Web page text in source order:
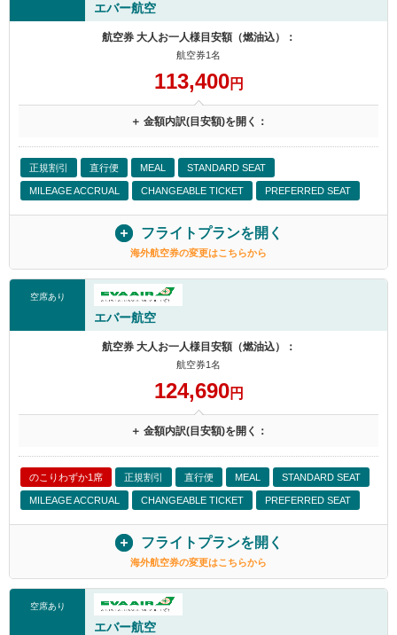
エバー航空
航空券 大人お一人様目安額（燃油込）：
航空券1名
113,400円
＋ 金額内訳(目安額)を開く：
正規割引 直行便 MEAL STANDARD SEAT
MILEAGE ACCRUAL CHANGEABLE TICKET PREFERRED SEAT
フライトプランを開く
海外航空券の変更はこちらから
空席あり
エバー航空
航空券 大人お一人様目安額（燃油込）：
航空券1名
124,690円
＋ 金額内訳(目安額)を開く：
のこりわずか1席 正規割引 直行便 MEAL STANDARD SEAT
MILEAGE ACCRUAL CHANGEABLE TICKET PREFERRED SEAT
フライトプランを開く
海外航空券の変更はこちらから
空席あり
エバー航空